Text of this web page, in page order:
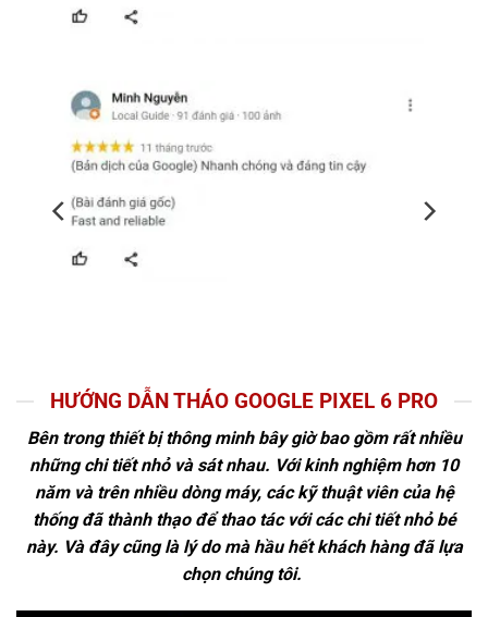
HƯỚNG DẪN THÁO GOOGLE PIXEL 6 PRO
Bên trong thiết bị thông minh bây giờ bao gồm rất nhiều
những chi tiết nhỏ và sát nhau. Với kinh nghiệm hơn 10
năm và trên nhiều dòng máy, các kỹ thuật viên của hệ
thống đã thành thạo để thao tác với các chi tiết nhỏ bé
này. Và đây cũng là lý do mà hầu hết khách hàng đã lựa
chọn chúng tôi.